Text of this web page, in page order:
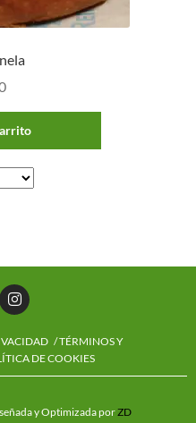
/ TÉRMINOS Y
DE COOKIES
y Optimizada porZD